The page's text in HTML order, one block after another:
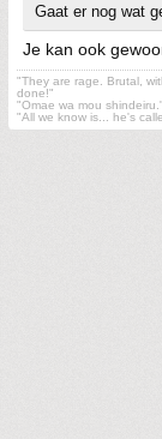
Gaat er nog wat
Je kan ook
"They are rage. Brutal,
done!"
"Omae wa mou shindeiru."
"All we know is... he's